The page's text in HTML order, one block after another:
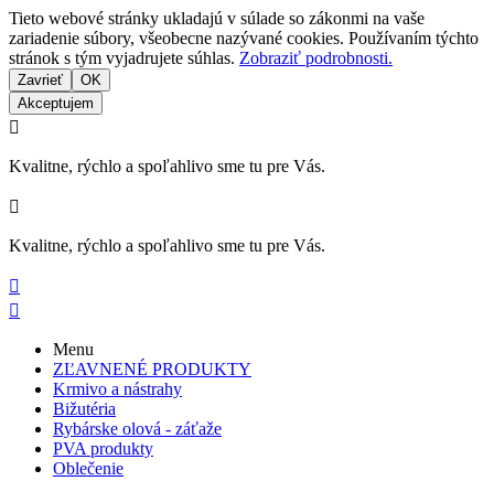
Tieto webové stránky ukladajú v súlade so zákonmi na vaše
zariadenie súbory, všeobecne nazývané cookies. Používaním týchto
stránok s tým vyjadrujete súhlas. Zobraziť podrobnosti.
Zavrieť
OK
Akceptujem

Kvalitne, rýchlo a spoľahlivo sme tu pre Vás.

Kvalitne, rýchlo a spoľahlivo sme tu pre Vás.


Menu
ZĽAVNENÉ PRODUKTY
Krmivo a nástrahy
Bižutéria
Rybárske olová - záťaže
PVA produkty
Oblečenie